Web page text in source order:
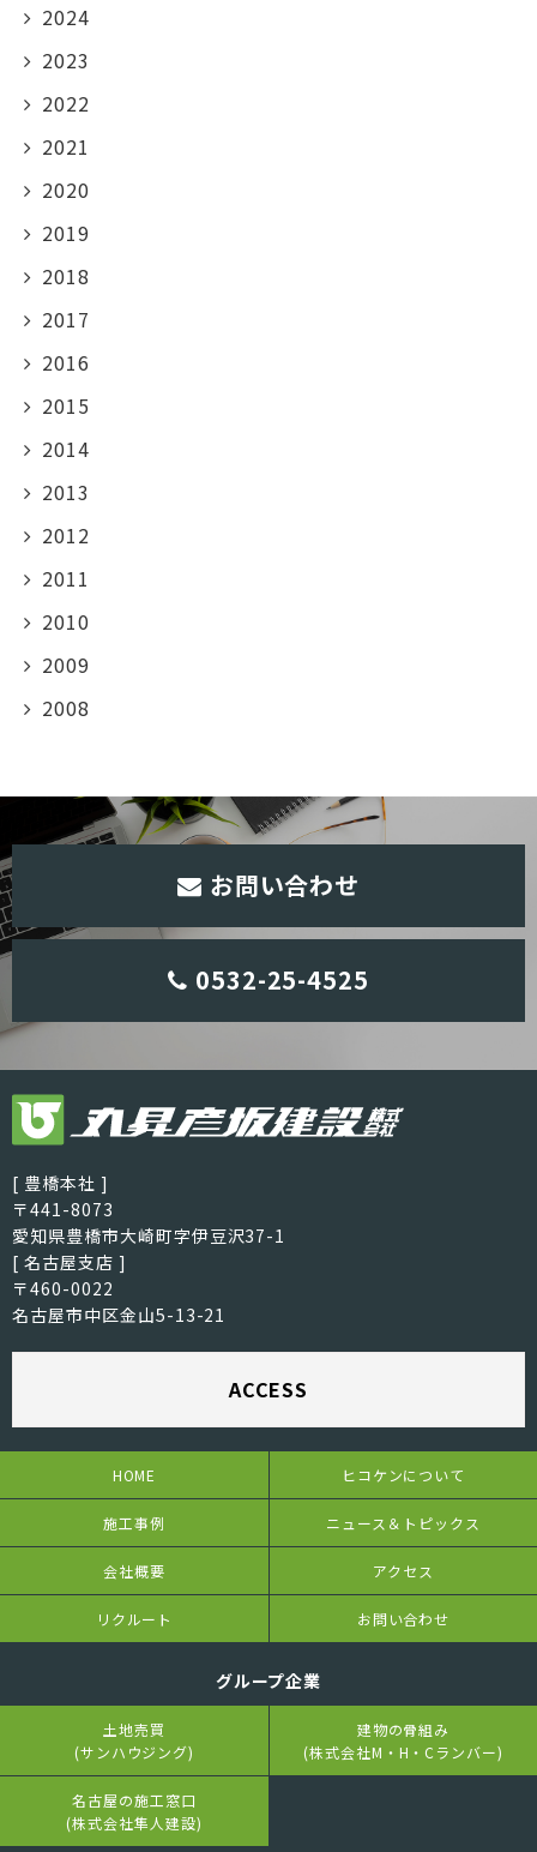
2024
2023
2022
2021
2020
2019
2018
2017
2016
2015
2014
2013
2012
2011
2010
2009
2008
お問い合わせ
0532-25-4525
[ 豊橋本社 ]
〒441-8073
愛知県豊橋市大崎町字伊豆沢37-1
[ 名古屋支店 ]
〒460-0022
名古屋市中区金山5-13-21
ACCESS
HOME ヒコケンについて
施工事例 ニュース＆トピックス
会社概要 アクセス
リクルート お問い合わせ
グループ企業
土地売買
(サンハウジング)
建物の骨組み
(株式会社M・H・Cランバー)
名古屋の施工窓口
(株式会社隼人建設)